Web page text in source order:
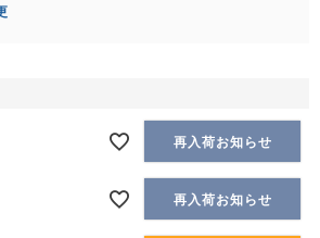
再入荷お知らせ
再入荷お知らせ